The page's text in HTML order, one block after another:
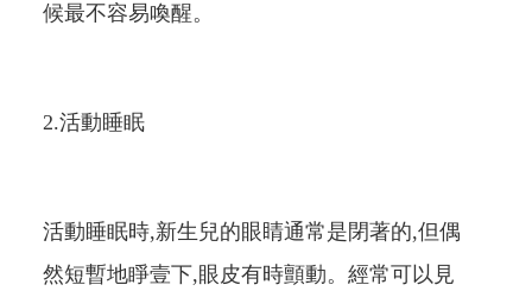
候最不容易喚醒。
2.活動睡眠
活動睡眠時,新生兒的眼睛通常是閉著的,但偶
然短暫地睜壹下,眼皮有時顫動。經常可以見